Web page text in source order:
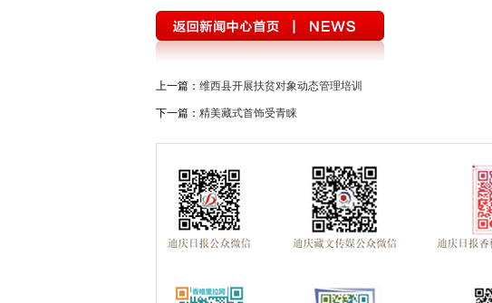
上一篇： 维西县开展扶贫对象动态管理培训
下一篇： 精美藏式首饰受青睐